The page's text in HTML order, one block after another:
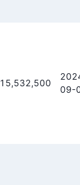
15,532,500
09-